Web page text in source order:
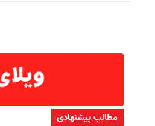
مطالب پیشنهادی